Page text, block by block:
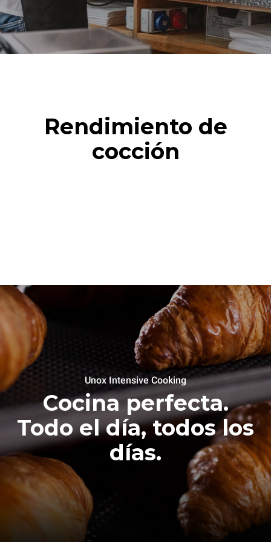
Rendimiento de
cocción
Unox Intensive Cooking
Cocina perfecta.
Todo el día, todos los
días.